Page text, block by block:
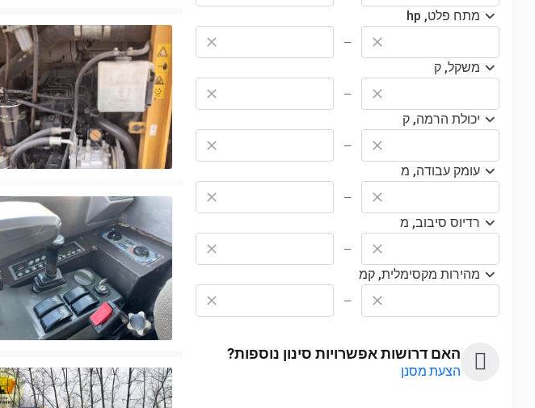
מתח פלט, hp
—
משקל, ק
—
יכולת הרמה, ק
—
עומק עבודה, מ
—
רדיוס סיבוב, מ
—
מהירות מקסימלית, קמ
—
האם דרושות אפשרויות סינון נוספות?
הצעת מסנן